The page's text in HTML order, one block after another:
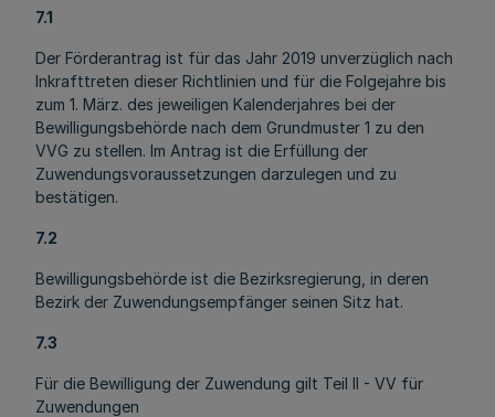
7.1
Der Förderantrag ist für das Jahr 2019 unverzüglich nach
Inkrafttreten dieser Richtlinien und für die Folgejahre bis
zum 1. März. des jeweiligen Kalenderjahres bei der
Bewilligungsbehörde nach dem Grundmuster 1 zu den
VVG zu stellen. Im Antrag ist die Erfüllung der
Zuwendungsvoraussetzungen darzulegen und zu
bestätigen.
7.2
Bewilligungsbehörde ist die Bezirksregierung, in deren
Bezirk der Zuwendungsempfänger seinen Sitz hat.
7.3
Für die Bewilligung der Zuwendung gilt Teil II - VV für
Zuwendungen